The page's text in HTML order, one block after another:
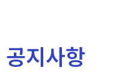
공지사항